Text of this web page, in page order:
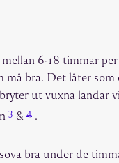
6-18 timmar
må bra. Det låter
ut vuxna landar
3 & 4 .
bra under de